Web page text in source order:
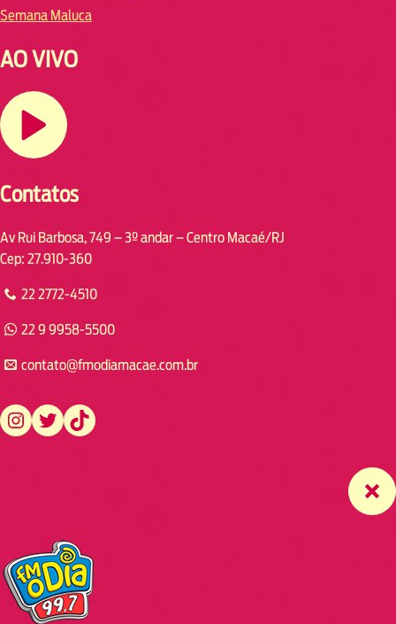
Semana Maluca
AO VIVO
Contatos
Av Rui Barbosa, 749 – 3º andar – Centro Macaé/RJ
Cep: 27.910-360
22 2772-4510
22 9 9958-5500
contato@fmodiamacae.com.br
https://www.instagram.com/fmodia.macae/ https://twitter.com/fmodia.macae/ https://www.tiktok.com/@fmodia.macae